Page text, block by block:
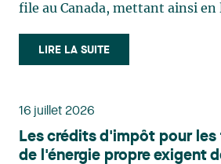
file au Canada, mettant ainsi en
le domaine du droit des
Belle-Isle est associée au sein
principalement sur le droit de
du territoire. Elle conseille et
clientèle publique et privée dans
LIRE LA SUITE
16 juillet 2026
Les crédits d'impôt pour
de l'énergie propre exigent